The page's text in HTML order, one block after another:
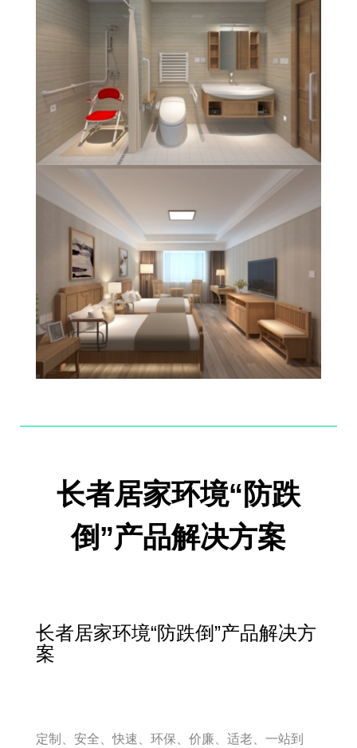
长者居家环境“防跌
倒”产品解决方案
长者居家环境“防跌倒”产品解决方
案
定制、安全、快速、环保、价廉、适老、一站到